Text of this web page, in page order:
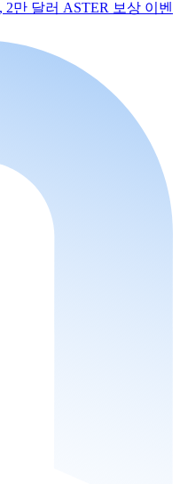
만 달러 ASTER 보상 이벤